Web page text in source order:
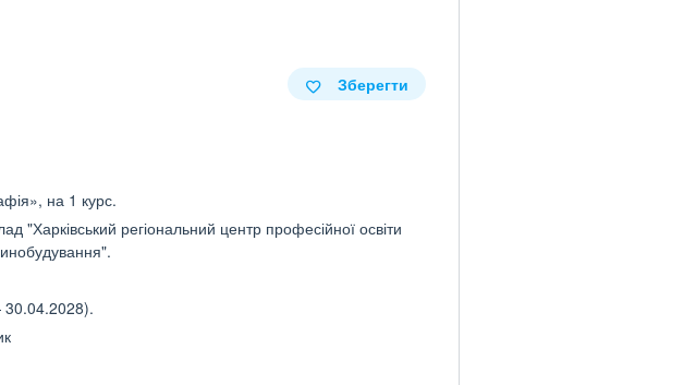
Зберегти
на 1 курс.
"Харківський регіональний центр професійної освіти
30.04.2028).